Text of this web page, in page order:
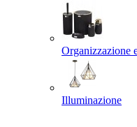
Organizzazione
Illuminazione